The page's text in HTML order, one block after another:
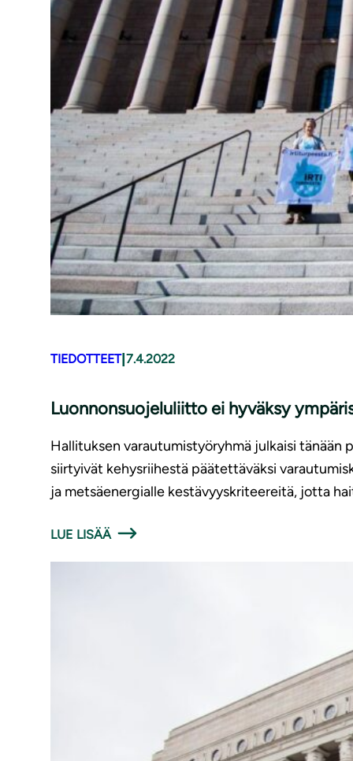
TIEDOTTEET| 7.4.2022
Luon­non­suo­je­lu­liit­to ei hyväksy
Hallituksen varautumistyöryhmä julkaisi tänään
siirtyivät kehysriihestä päätettäväksi
ja metsäenergialle kestävyyskriteereitä, jotta
LUE LISÄÄ